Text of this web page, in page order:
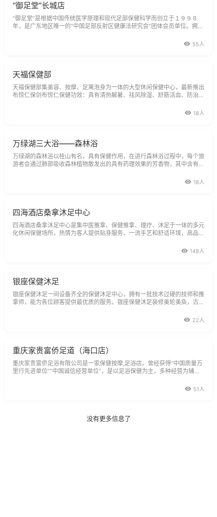
“御足堂”长城店
“御足堂”是根据中国传统医学原理和现代足部保健科学而创立于１９９８
年，是广东地区唯一的“中国足部反射区健康法研究会”团体会员单位。拥有
55人
天福保健部
天福保健部集美容、按摩、足寓泡身为一体的大型休闲保健中心，最新推出
布惊仁保剑布惊仁保健功效：具有清热解暑、祛风除湿、舒筋活血、防治高
18人
万绿湖三大浴——森林浴
万绿湖的森林浴以桂山有名，具有保健作用，在进行森林浴过程中，每个旅
游者会通过肺部吸收森林植物散发出的具有药理效果的芳香物，其中含有大
18人
四海酒店桑拿沐足中心
四海酒店桑拿沐足中心是集中医推拿、保健推拿、理疗、沐足于一体的多元
化休闲保健场所，热情为客人提供贴身服务、一流手艺和舒适环境，高品质
148人
银座保健沐足
银座保健沐足一间设备齐全的保健沐足中心，拥有一批技术过硬的技师和推
拿师，能为各位顾客提供最优质的服务。银座保健沐足装修美轮美奂，古雅
22人
重庆家贵富侨足道（海口店）
重庆家贵富侨足浴有限公司是一家保健按摩,足浴店。曾经获得“中国质量万
里行先进单位”“中国诚信经营单位”，是以足浴保健为主，多种经营为辅的
51人
没有更多信息了